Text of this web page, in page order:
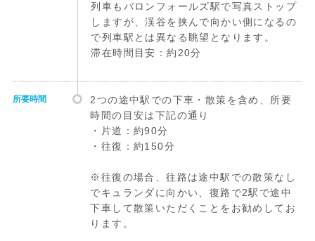
列車もバロンフォールズ駅で写真ストップ
しますが、渓谷を挟んで向かい側になるの
で列車駅とは異なる眺望となります。
滞在時間目安：約20分
所要時間
2つの途中駅での下車・散策を含め、所要
時間の目安は下記の通り
・片道：約90分
・往復：約150分
※往復の場合、往路は途中駅での散策なし
でキュランダに向かい、復路で2駅で途中
下車して散策いただくことをお勧めしてお
ります。